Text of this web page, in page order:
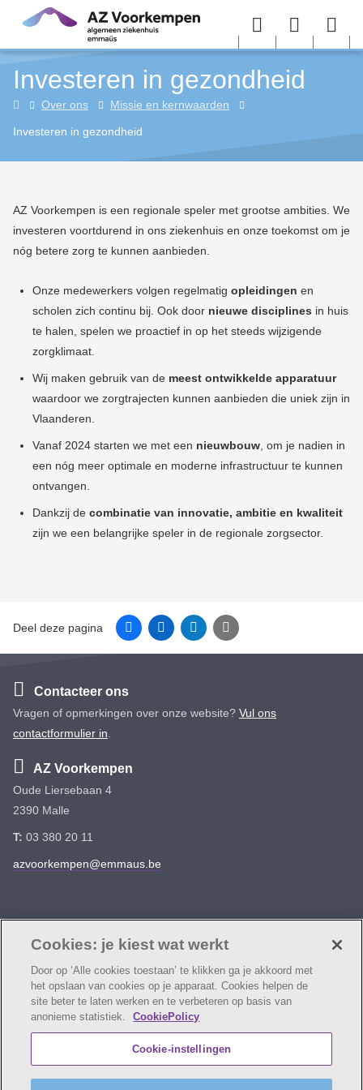
Overslaan en naar de inhoud gaan
Menu User
menu
Investeren in gezondheid
HomeOver ons Missie en kernwaarden
Investeren in gezondheid
AZ Voorkempen is een regionale speler met grootse ambities. We
investeren voortdurend in ons ziekenhuis en onze toekomst om je
nóg betere zorg te kunnen aanbieden.
Onze medewerkers volgen regelmatig opleidingen en
scholen zich continu bij. Ook door nieuwe disciplines in huis
te halen, spelen we proactief in op het steeds wijzigende
zorgklimaat.
Wij maken gebruik van de meest ontwikkelde apparatuur
waardoor we zorgtrajecten kunnen aanbieden die uniek zijn in
Vlaanderen.
Vanaf 2024 starten we met een nieuwbouw , om je nadien in
een nóg meer optimale en moderne infrastructuur te kunnen
ontvangen.
Dankzij de combinatie van innovatie, ambitie en kwaliteit
zijn we een belangrijke speler in de regionale zorgsector.
Deel deze pagina FacebookLinkedinTwitter E-mail
Contacteer ons
Vragen of opmerkingen over onze website? Vul ons
contactformulier in
AZ Voorkempen
Oude Liersebaan 4
2390 Malle
T: 03 380 20 11
azvoorkempen@emmaus.be
© AZ Voorkempen
Cookie verklaring
Privacybeleid
Webtoegankelijkheidsverklaring
Cookies: je kiest wat werkt
Door op ‘Alle cookies toestaan’ te klikken ga je akkoord met
het opslaan van cookies op je apparaat. Cookies helpen de
site beter te laten werken en te verbeteren op basis van
anonieme statistiek.
CookiePolicy
Cookie-instellingen